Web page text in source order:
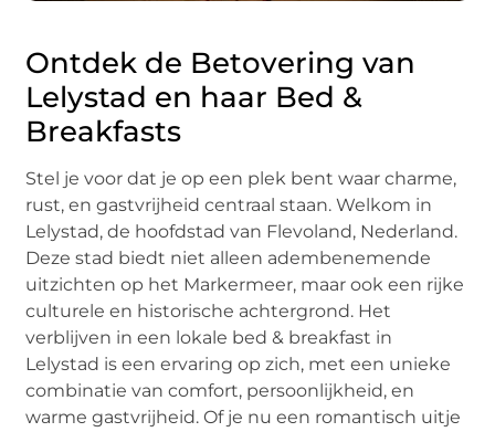
Ontdek de Betovering van
Lelystad en haar Bed &
Breakfasts
Stel je voor dat je op een plek bent waar charme,
rust, en gastvrijheid centraal staan. Welkom in
Lelystad, de hoofdstad van Flevoland, Nederland.
Deze stad biedt niet alleen adembenemende
uitzichten op het Markermeer, maar ook een rijke
culturele en historische achtergrond. Het
verblijven in een lokale bed & breakfast in
Lelystad is een ervaring op zich, met een unieke
combinatie van comfort, persoonlijkheid, en
warme gastvrijheid. Of je nu een romantisch uitje